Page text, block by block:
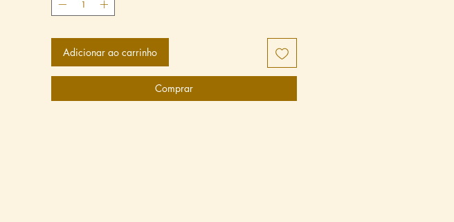
Adicionar ao carrinho
Comprar